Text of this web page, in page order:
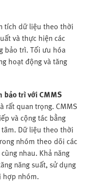
tích dữ liệu theo thời
và thực hiện các
bảo trì. Tối ưu hóa
hoạt động và tăng
bảo trì với CMMS
rất quan trọng. CMMS
và cộng tác bằng
Dữ liệu theo thời
nhóm theo dõi các
nhau. Khả năng
năng suất, sử dụng
hợp nhóm.